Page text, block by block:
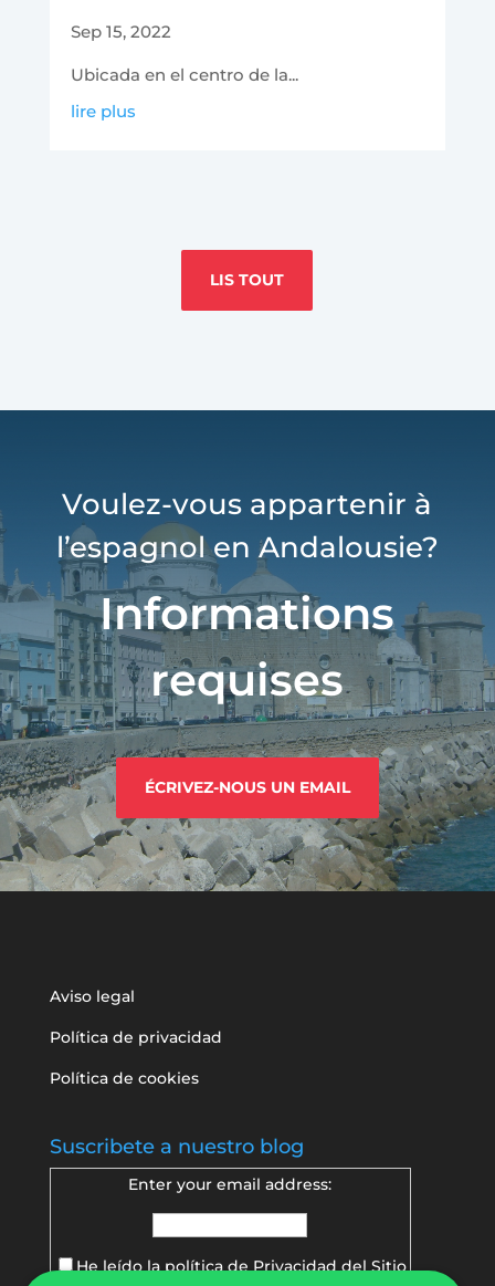
Sep 15, 2022
Ubicada en el centro de la...
lire plus
LIS TOUT
Voulez-vous appartenir à
l’espagnol en Andalousie?
Informations
requises
ÉCRIVEZ-NOUS UN EMAIL
Aviso legal
Política de privacidad
Política de cookies
Suscribete a nuestro blog
Enter your email address:
He leído la política dePrivacidad del Sitio